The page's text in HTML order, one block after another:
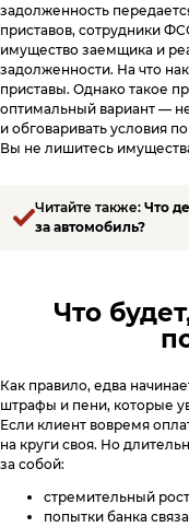
задолженность
приставов, сотрудники
имущество заемщика и
задолженности. На что
приставы. Однако такое
оптимальный вариант —
и обговаривать условия
Вы не лишитесь
Читайте также: Что
за автомобиль?
Что
Как правило, едва
штрафы и пени, которые
Если клиент вовремя
на круги своя. Но
за собой:
стремительный
попытки банка